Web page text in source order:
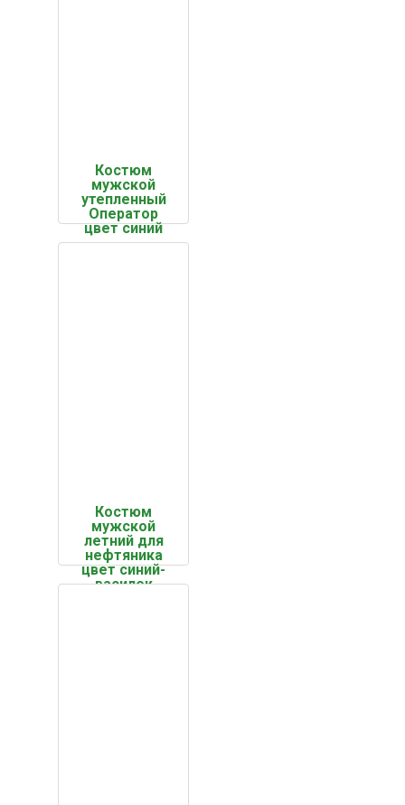
Костюм
мужской
утепленный
Оператор
цвет синий
Костюм
мужской
летний для
нефтяника
цвет синий-
василек